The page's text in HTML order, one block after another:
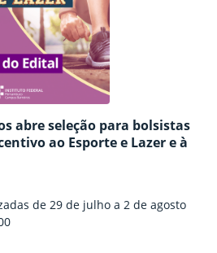
abre seleção para bolsistas
ao Esporte e Lazer e à
de 29 de julho a 2 de agosto